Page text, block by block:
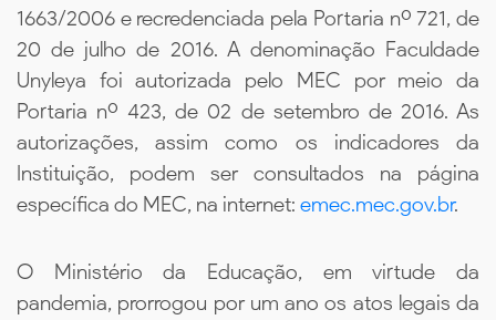
1663/2006 e recredenciada pela Portaria nº 721, de
20 de julho de 2016. A denominação Faculdade
Unyleya foi autorizada pelo MEC por meio da
Portaria nº 423, de 02 de setembro de 2016. As
autorizações, assim como os indicadores da
Instituição, podem ser consultados na página
específica do MEC, na internet: emec.mec.gov.br.
O Ministério da Educação, em virtude da
pandemia, prorrogou por um ano os atos legais da